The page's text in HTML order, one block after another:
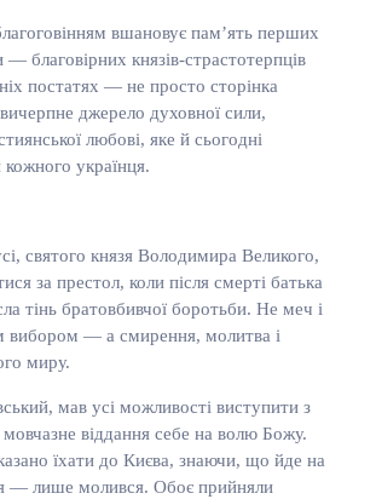
вшановує пам’ять перших
— благовірних князів-страстотерпців
постатях — не просто сторінка
джерело духовної сили,
любові, яке й сьогодні
українця.
святого князя Володимира Великого,
за престол, коли після смерті батька
тінь братовбивчої боротьби. Не меч і
вибором — а смирення, молитва і
миру.
мав усі можливості виступити з
мовчазне віддання себе на волю Божу.
їхати до Києва, знаючи, що йде на
— лише молився. Обоє прийняли